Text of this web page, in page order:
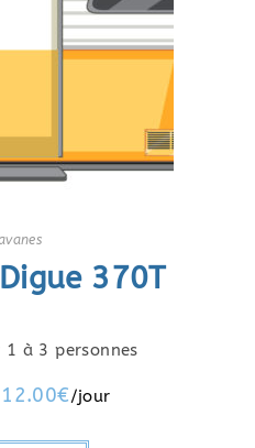
370T
à 3 personnes
12.00€